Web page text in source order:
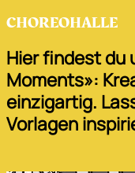
CHOREOHALLE
Hier findest du
Moments»:
einzigartig.
Vorlagen